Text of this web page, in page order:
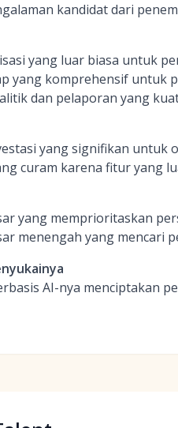
kandidat dari
yang luar biasa untuk
yang komprehensif untuk
dan pelaporan yang
yang signifikan untuk
curam karena fitur yang
yang memprioritaskan
menengah yang mencari
AI-nya menciptakan